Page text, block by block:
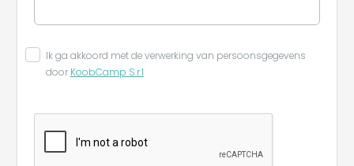
Ik ga akkoord met de verwerking van persoonsgegevens
door KoobCamp S.r.l